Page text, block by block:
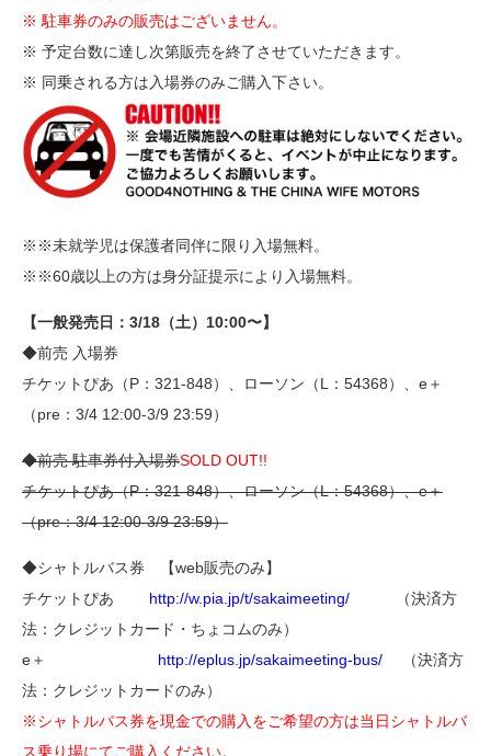
※ 駐車券のみの販売はございません。
※ 予定台数に達し次第販売を終了させていただきます。
※ 同乗される方は入場券のみご購入下さい。
※※未就学児は保護者同伴に限り入場無料。
※※60歳以上の方は身分証提示により入場無料。
【一般発売日：3/18（土）10:00〜】
◆前売 入場券
チケットぴあ（P：321-848）、ローソン（L：54368）、e＋
（pre：3/4 12:00-3/9 23:59）
◆前売 駐車券付入場券SOLD OUT!!
チケットぴあ（P：321-848）、ローソン（L：54368）、e＋
（pre：3/4 12:00-3/9 23:59）
◆シャトルバス券 【web販売のみ】
チケットぴあ http://w.pia.jp/t/sakaimeeting/ （決済方
法：クレジットカード・ちょコムのみ）
e＋ http://eplus.jp/sakaimeeting-bus/
（決済方
法：クレジットカードのみ）
※シャトルバス券を現金での購入をご希望の方は当日シャトルバ
ス乗り場にてご購入ください。